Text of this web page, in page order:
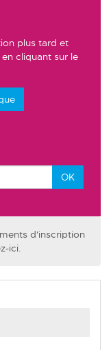
plus tard et
cliquant sur le
OK
d'inscription
ici.